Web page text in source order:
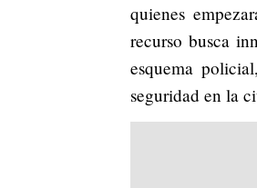
quienes
recurso busca
esquema
seguridad en la